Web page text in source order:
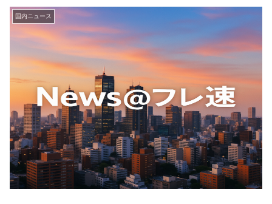
国内ニュース